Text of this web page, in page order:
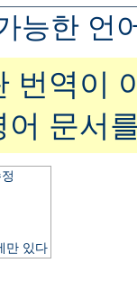
능한 언
번역이
어 문서
만 있다